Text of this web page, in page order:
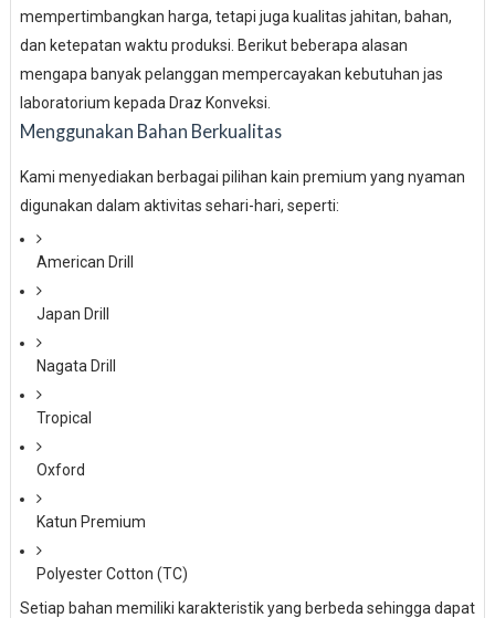
mempertimbangkan harga, tetapi juga kualitas jahitan, bahan,
dan ketepatan waktu produksi. Berikut beberapa alasan
mengapa banyak pelanggan mempercayakan kebutuhan jas
laboratorium kepada Draz Konveksi.
Menggunakan Bahan Berkualitas
Kami menyediakan berbagai pilihan kain premium yang nyaman
digunakan dalam aktivitas sehari-hari, seperti:
American Drill
Japan Drill
Nagata Drill
Tropical
Oxford
Katun Premium
Polyester Cotton (TC)
Setiap bahan memiliki karakteristik yang berbeda sehingga dapat